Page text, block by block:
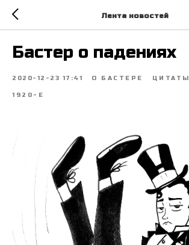
Лента новостей
Бастер о падениях
2020-12-23 17:41 О БАСТЕРЕ ЦИТАТЫ
1920-Е